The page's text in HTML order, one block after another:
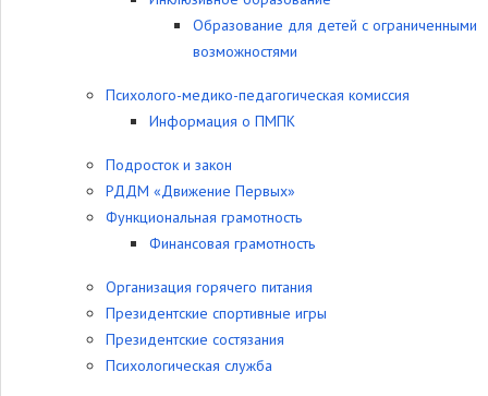
Образование для детей с ограниченными
возможностями
Психолого-медико-педагогическая комиссия
Информация о ПМПК
Подросток и закон
РДДМ «Движение Первых»
Функциональная грамотность
Финансовая грамотность
Организация горячего питания
Президентские спортивные игры
Президентские состязания
Психологическая служба